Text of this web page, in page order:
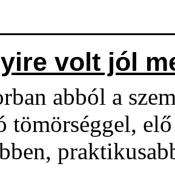
volt jól
abból a
tömörséggel,